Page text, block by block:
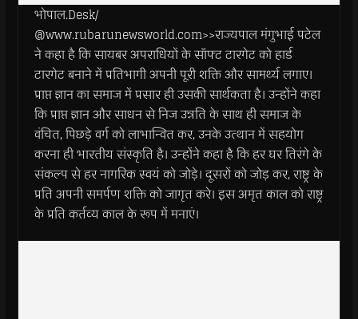
भोपाल.Desk/
@www.rubarunewsworld.com>>राज्यपाल मंगुभाई पटेल
ने कहा है कि सायबर अपराधियों के सॉफ्ट टारगेट को हार्ड
टारगेट बनाने में प्रतिभागी अपनी पूरी शक्ति और सामर्थ्य लगाए।
प्राप्त ज्ञान का समाज में प्रसार ही उसकी सार्थकता है। उन्होंने कहा
कि प्राप्त ज्ञान और साधन से निज उन्नति के साथ ही समाज के
वंचित, पिछड़े वर्ग को लाभान्वित कर, उनके उत्थान में सहयोग
करना ही भारतीय संस्कृति है। उन्होंने कहा है कि हर घर तिरंगे के
संकल्प से हर नागरिक स्वयं को जोड़े। दूसरों को जोड़ कर, राष्ट्र के
प्रति अपनी समर्पण शक्ति को जागृत करे। इस अमृत काल को राष्ट्र
के प्रति कर्तव्य काल के रूप में मनाएं।